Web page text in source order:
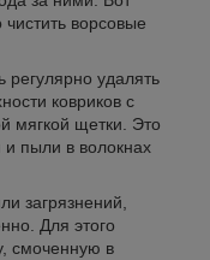
чистить ворсовые
удалять
ковриков с
мягкой щетки. Это
и пыли в волокнах
загрязнений,
Для этого
смоченную в